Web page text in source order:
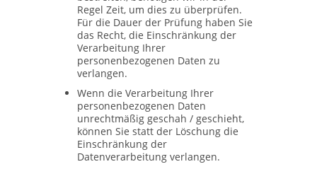
Regel Zeit, um dies zu überprüfen.
Für die Dauer der Prüfung haben Sie
das Recht, die Einschränkung der
Verarbeitung Ihrer
personenbezogenen Daten zu
verlangen.
Wenn die Verarbeitung Ihrer
personenbezogenen Daten
unrechtmäßig geschah / geschieht,
können Sie statt der Löschung die
Einschränkung der
Datenverarbeitung verlangen.